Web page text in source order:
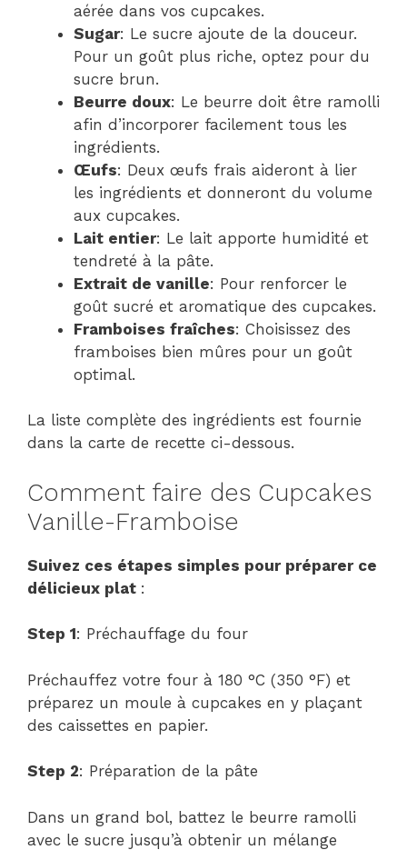
aérée dans vos cupcakes.
Sugar: Le sucre ajoute de la douceur.
Pour un goût plus riche, optez pour du
sucre brun.
Beurre doux: Le beurre doit être ramolli
afin d’incorporer facilement tous les
ingrédients.
Œufs: Deux œufs frais aideront à lier
les ingrédients et donneront du volume
aux cupcakes.
Lait entier: Le lait apporte humidité et
tendreté à la pâte.
Extrait de vanille: Pour renforcer le
goût sucré et aromatique des cupcakes.
Framboises fraîches: Choisissez des
framboises bien mûres pour un goût
optimal.
La liste complète des ingrédients est fournie
dans la carte de recette ci-dessous.
Comment faire des Cupcakes
Vanille-Framboise
Suivez ces étapes simples pour préparer ce
délicieux plat :
Step 1: Préchauffage du four
Préchauffez votre four à 180 °C (350 °F) et
préparez un moule à cupcakes en y plaçant
des caissettes en papier.
Step 2: Préparation de la pâte
Dans un grand bol, battez le beurre ramolli
avec le sucre jusqu’à obtenir un mélange